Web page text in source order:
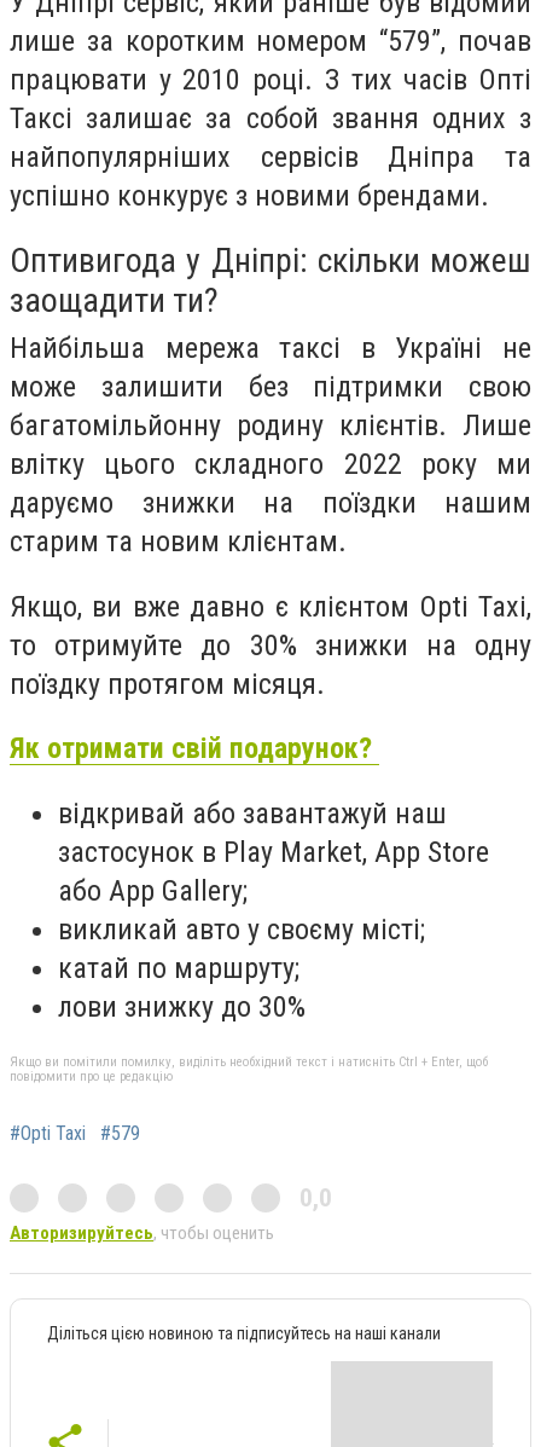
лише за коротким номером “579”, почав
працювати у 2010 році. З тих часів Опті
Таксі залишає за собой звання одних з
найпопулярніших сервісів Дніпра та
успішно конкурує з новими брендами.
Оптивигода у Дніпрі: скільки можеш
заощадити ти?
Найбільша мережа таксі в Україні не
може залишити без підтримки свою
багатомільйонну родину клієнтів. Лише
влітку цього складного 2022 року ми
даруємо знижки на поїздки нашим
старим та новим клієнтам.
Якщо, ви вже давно є клієнтом Opti Taxi,
то отримуйте до 30% знижки на одну
поїздку протягом місяця.
Як отримати свій подарунок?
відкривай або завантажуй наш
застосунок в Play Market, App Store
або App Gallery;
викликай авто у своєму місті;
катай по маршруту;
лови знижку до 30%
Якщо ви помітили помилку, виділіть необхідний текст і натисніть Ctrl + Enter, щоб
повідомити про це редакцію
#Opti Taxi #579
0,0
Авторизируйтесь, чтобы оценить
Діліться цією новиною та підписуйтесь на наші канали